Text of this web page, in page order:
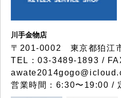
川手金物店
〒201-0002 東京都狛江
TEL：03-3489-1893 /
営業時間：6:30〜19:00 /